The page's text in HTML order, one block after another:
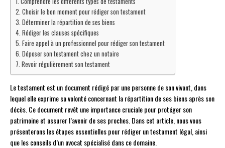
Choisir le bon moment pour rédiger son testament
Déterminer la répartition de ses biens
Rédiger les clauses spécifiques
Faire appel à un professionnel pour rédiger son testament
Déposer son testament chez un notaire
Revoir régulièrement son testament
Le testament est un document rédigé par une personne de son vivant, dans
lequel elle exprime sa volonté concernant la répartition de ses biens après son
décès. Ce document revêt une importance cruciale pour protéger son
patrimoine et assurer l’avenir de ses proches. Dans cet article, nous vous
présenterons les étapes essentielles pour rédiger un testament légal, ainsi
que les conseils d’un avocat spécialisé dans ce domaine.